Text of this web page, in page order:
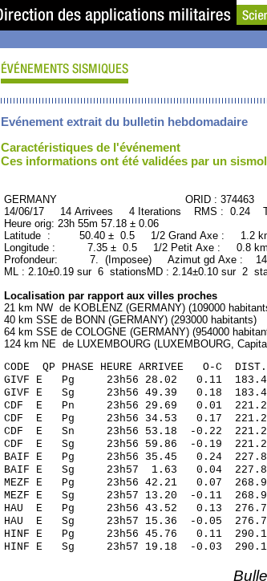
Evénement extrait du bulletin hebdomadaire
Caractéristiques de l'événement
Ces informations ont été validées par un
GERMANY ORID : 374463
14/06/17 14 Arrivees 4 Iterations RMS : 0.24
Heure orig: 23h 55m 57.18 ± 0.06
Latitude : 50.40 ± 0.5 1/2 Grand Axe : 1.2
Longitude : 7.35 ± 0.5 1/2 Petit Axe : 0.8 km
Profondeur: 7. (Imposee) Azimut gd Axe :
ML : 2.10±0.19 sur 6 stationsMD : 2.14±0.10 sur 2
Localisation par rapport aux villes proches
21 km NW de KOBLENZ (GERMANY) (109000
40 km SSE de BONN (GERMANY) (293000 habitants)
64 km SSE de COLOGNE (GERMANY) (954000
124 km NE de LUXEMBOURG (LUXEMBOURG,
CODE QP PHASE HEURE ARRIVEE O-
GIVF E Pg 23h56 28.02 0.11
GIVF E Sg 23h56 49.39 0.18
CDF E Pn 23h56 29.69 0.01
CDF E Pg 23h56 34.53 0.17
CDF E Sn 23h56 53.18 -0.22
CDF E Sg 23h56 59.86 -0.19
BAIF E Pg 23h56 35.45 0.24
BAIF E Sg 23h57 1.63 0.04
MEZF E Pg 23h56 42.21 0.07
MEZF E Sg 23h57 13.20 -0.11
HAU E Pg 23h56 43.52 0.13
HAU E Sg 23h57 15.36 -0.05
HINF E Pg 23h56 45.76 0.11
HINF E Sg 23h57 19.18 -0.03